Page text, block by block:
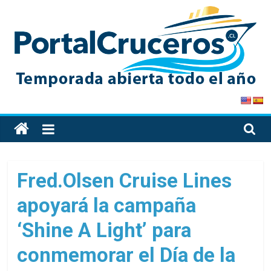
content
PortalCruceros
Toda
la
de
cruceros
en
un
solo
Fred.Olsen Cruise Lines
apoyará la campaña
‘Shine A Light’ para
conmemorar el Día de la